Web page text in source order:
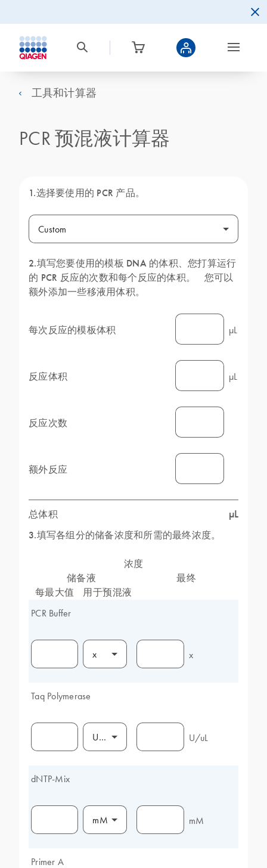
工具和计算器
PCR 预混液计算器
1.选择要使用的 PCR 产品。
Custom
2.填写您要使用的模板 DNA 的体积、您打算运行
的 PCR 反应的次数和每个反应的体积。 您可以
额外添加一些移液用体积。
每次反应的模板体积 µL
反应体积 µL
反应次数
额外反应
总体积 µL
3.填写各组分的储备浓度和所需的最终浓度。
浓度
储备液
最终
每最大值
用于预混液
PCR Buffer
x x
Taq Polymerase
U/uL U/uL
dNTP-Mix
mM mM
Primer A